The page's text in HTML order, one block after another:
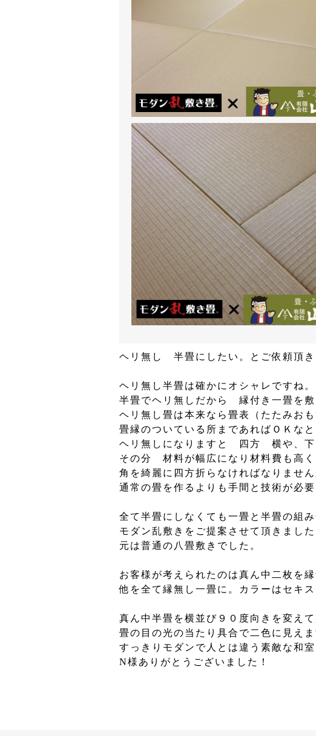
ヘリ無し 半畳にしたい。とご依頼頂き
ヘリ無し半畳は確かにオシャレですね
半畳でヘリ無しだから 縁付き一畳を敷
ヘリ無し畳は本来なら畳表（たたみお
畳縁のついている所まであればＯＫなと
ヘリ無しになりますと 四方 横や、下
その分 材料が幅広になり材料費も高く
角を綺麗に四方折らなければなりません
通常の畳を作るよりも手間と技術が必要
全て半畳にしなくても一畳と半畳の組
モダン乱敷きをご提案させて頂きました
元は普通の八畳敷きでした。
お客様が考えられたのは真ん中二枚を縁
他を全て縁無し一畳に。カラーはセキ
真ん中半畳を横並び９０度向きを変え
畳の目の光の当たり具合で二色に見え
すっきりモダンで人とは違う素敵な和
N様ありがとうございました！